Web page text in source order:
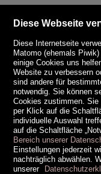
Diese Webseite
Diese Internetseite
Matomo (ehemals
einige Cookies uns
Website zu verbessern
sind andere für
notwendig. Sie können
Cookies zustimmen. Sie
per Klick auf die
individuelle Auswahl
auf die Schaltfläche
Bereich unserer
Einstellungen jederzeit
nachträglich abwählen.
unserer